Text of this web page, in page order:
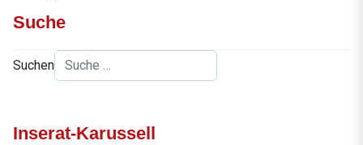
Suche
Suchen
Inserat-Karussell